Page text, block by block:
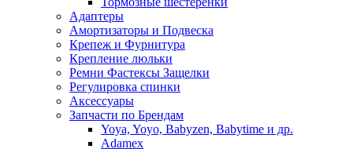
Адаптеры
Амортизаторы и Подвеска
Крепеж и Фурнитура
Крепление люльки
Ремни Фастексы Защелки
Регулировка спинки
Аксессуары
Запчасти по Брендам
Yoya, Yoyo, Babyzen, Babytime и др.
Adamex